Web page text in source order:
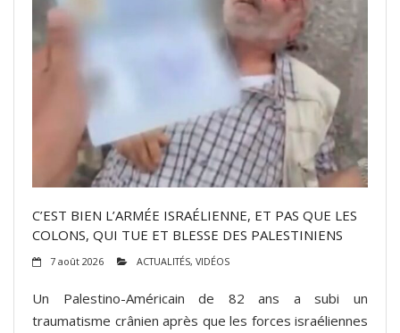
C’EST BIEN L’ARMÉE ISRAÉLIENNE, ET PAS QUE LES
COLONS, QUI TUE ET BLESSE DES PALESTINIENS
7 août 2026 ACTUALITÉS, VIDÉOS
Un Palestino-Américain de 82 ans a subi un
traumatisme crânien après que les forces israéliennes